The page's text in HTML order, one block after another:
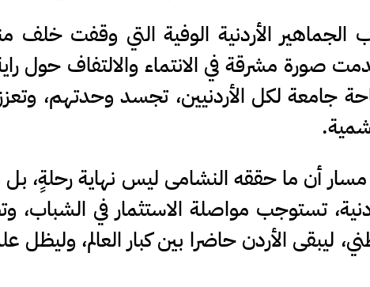
الجماهير الأردنية الوفية التي وقفت خلف
صورة مشرقة في الانتماء والالتفاف حول
جامعة لكل الأردنيين، تجسد وحدتهم، وتعزز
أن ما حققه النشامى ليس نهاية رحلةٍ، بل
تستوجب مواصلة الاستثمار في الشباب،
ليبقى الأردن حاضرا بين كبار العالم،